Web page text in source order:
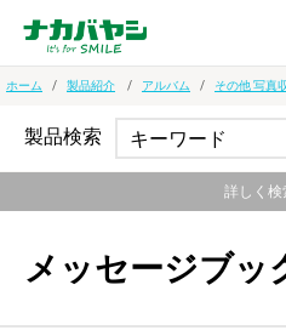
ホーム 製品紹介 アルバム その他 写真
メッセージブッ
製品検索
詳しく検